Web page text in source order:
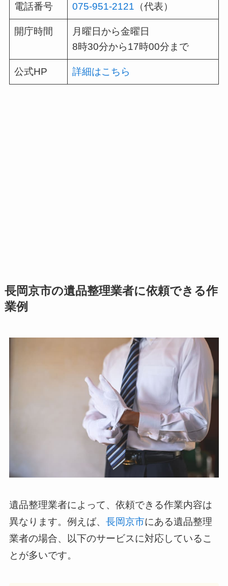
電話番号 075-951-2121 （代表）
開庁時間
月曜日から金曜日
8時30分から17時00分まで
公式HP 詳細はこちら
長岡京市の遺品整理業者に依頼できる作
業例
遺品整理業者によって、依頼できる作業内容は
異なります。例えば、 長岡京市にある遺品整理
業者の場合、以下のサービスに対応しているこ
とが多いです。